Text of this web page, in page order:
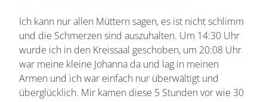
Ich kann nur allen Müttern sagen, es ist nicht schlimm
und die Schmerzen sind auszuhalten. Um 14:30 Uhr
wurde ich in den Kreissaal geschoben, um 20:08 Uhr
war meine kleine Johanna da und lag in meinen
Armen und ich war einfach nur überwältigt und
überglücklich. Mir kamen diese 5 Stunden vor wie 30